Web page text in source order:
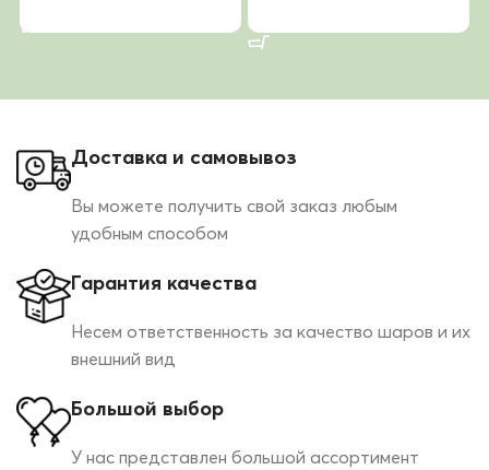
Доставка и самовывоз
Вы можете получить свой заказ любым
удобным способом
Гарантия качества
Несем ответственность за качество шаров и их
внешний вид
Большой выбор
У нас представлен большой ассортимент